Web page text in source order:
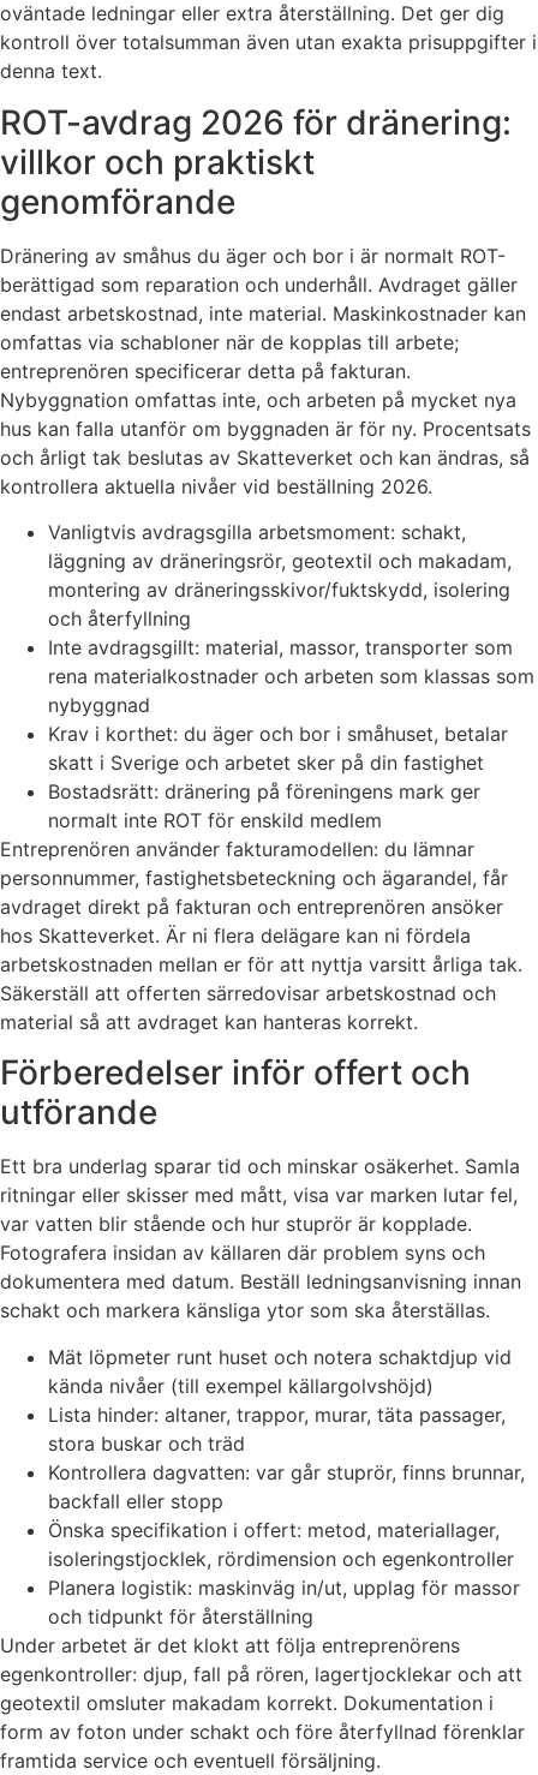
oväntade ledningar eller extra återställning. Det ger dig
kontroll över totalsumman även utan exakta prisuppgifter i
denna text.
ROT-avdrag 2026 för dränering:
villkor och praktiskt
genomförande
Dränering av småhus du äger och bor i är normalt ROT-
berättigad som reparation och underhåll. Avdraget gäller
endast arbetskostnad, inte material. Maskinkostnader kan
omfattas via schabloner när de kopplas till arbete;
entreprenören specificerar detta på fakturan.
Nybyggnation omfattas inte, och arbeten på mycket nya
hus kan falla utanför om byggnaden är för ny. Procentsats
och årligt tak beslutas av Skatteverket och kan ändras, så
kontrollera aktuella nivåer vid beställning 2026.
Vanligtvis avdragsgilla arbetsmoment: schakt,
läggning av dräneringsrör, geotextil och makadam,
montering av dräneringsskivor/fuktskydd, isolering
och återfyllning
Inte avdragsgillt: material, massor, transporter som
rena materialkostnader och arbeten som klassas som
nybyggnad
Krav i korthet: du äger och bor i småhuset, betalar
skatt i Sverige och arbetet sker på din fastighet
Bostadsrätt: dränering på föreningens mark ger
normalt inte ROT för enskild medlem
Entreprenören använder fakturamodellen: du lämnar
personnummer, fastighetsbeteckning och ägarandel, får
avdraget direkt på fakturan och entreprenören ansöker
hos Skatteverket. Är ni flera delägare kan ni fördela
arbetskostnaden mellan er för att nyttja varsitt årliga tak.
Säkerställ att offerten särredovisar arbetskostnad och
material så att avdraget kan hanteras korrekt.
Förberedelser inför offert och
utförande
Ett bra underlag sparar tid och minskar osäkerhet. Samla
ritningar eller skisser med mått, visa var marken lutar fel,
var vatten blir stående och hur stuprör är kopplade.
Fotografera insidan av källaren där problem syns och
dokumentera med datum. Beställ ledningsanvisning innan
schakt och markera känsliga ytor som ska återställas.
Mät löpmeter runt huset och notera schaktdjup vid
kända nivåer (till exempel källargolvshöjd)
Lista hinder: altaner, trappor, murar, täta passager,
stora buskar och träd
Kontrollera dagvatten: var går stuprör, finns brunnar,
backfall eller stopp
Önska specifikation i offert: metod, materiallager,
isoleringstjocklek, rördimension och egenkontroller
Planera logistik: maskinväg in/ut, upplag för massor
och tidpunkt för återställning
Under arbetet är det klokt att följa entreprenörens
egenkontroller: djup, fall på rören, lagertjocklekar och att
geotextil omsluter makadam korrekt. Dokumentation i
form av foton under schakt och före återfyllnad förenklar
framtida service och eventuell försäljning.